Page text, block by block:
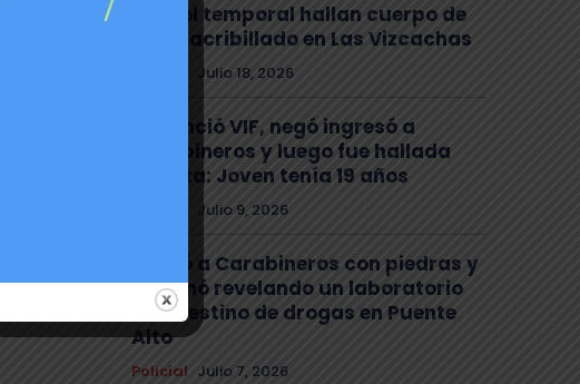
Tras el temporal hallan cuerpo de
joven acribillado en Las Vizcachas
Julio 18, 2026
Denunció VIF, negó ingresó a
Carabineros y luego fue hallada
muerta: Joven tenía 19 años
Julio 9, 2026
Atacó a Carabineros con piedras y
terminó revelando un laboratorio
clandestino de drogas en Puente
Alto
Policial Julio 7, 2026